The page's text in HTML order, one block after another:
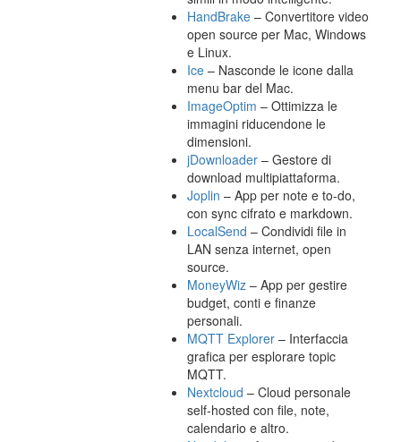
HandBrake – Convertitore video
open source per Mac, Windows
e Linux.
Ice – Nasconde le icone dalla
menu bar del Mac.
ImageOptim – Ottimizza le
immagini riducendone le
dimensioni.
jDownloader – Gestore di
download multipiattaforma.
Joplin – App per note e to-do,
con sync cifrato e markdown.
LocalSend – Condividi file in
LAN senza internet, open
source.
MoneyWiz – App per gestire
budget, conti e finanze
personali.
MQTT Explorer – Interfaccia
grafica per esplorare topic
MQTT.
Nextcloud – Cloud personale
self-hosted con file, note,
calendario e altro.